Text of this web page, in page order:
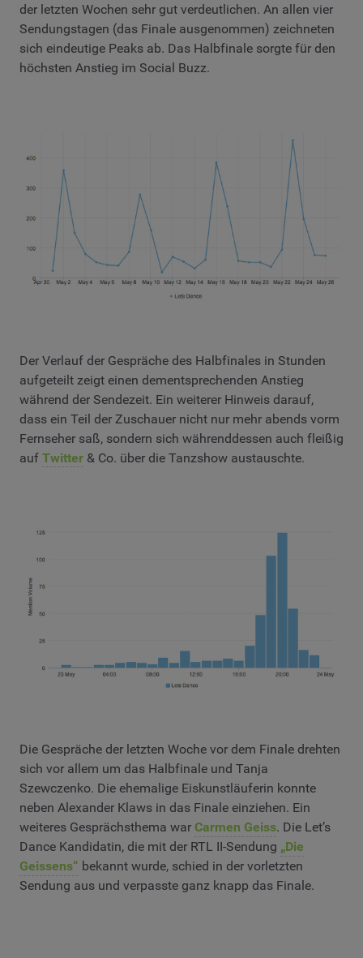
der letzten Wochen sehr gut verdeutlichen. An allen vier
Sendungstagen (das Finale ausgenommen) zeichneten
sich eindeutige Peaks ab. Das Halbfinale sorgte für den
höchsten Anstieg im Social Buzz.
Der Verlauf der Gespräche des Halbfinales in Stunden
aufgeteilt zeigt einen dementsprechenden Anstieg
während der Sendezeit. Ein weiterer Hinweis darauf,
dass ein Teil der Zuschauer nicht nur mehr abends vorm
Fernseher saß, sondern sich währenddessen auch fleißig
auf Twitter & Co. über die Tanzshow austauschte.
Die Gespräche der letzten Woche vor dem Finale drehten
sich vor allem um das Halbfinale und Tanja
Szewczenko. Die ehemalige Eiskunstläuferin konnte
neben Alexander Klaws in das Finale einziehen. Ein
weiteres Gesprächsthema war Carmen Geiss. Die Let’s
Dance Kandidatin, die mit der RTL II-Sendung „Die
Geissens“ bekannt wurde, schied in der vorletzten
Sendung aus und verpasste ganz knapp das Finale.